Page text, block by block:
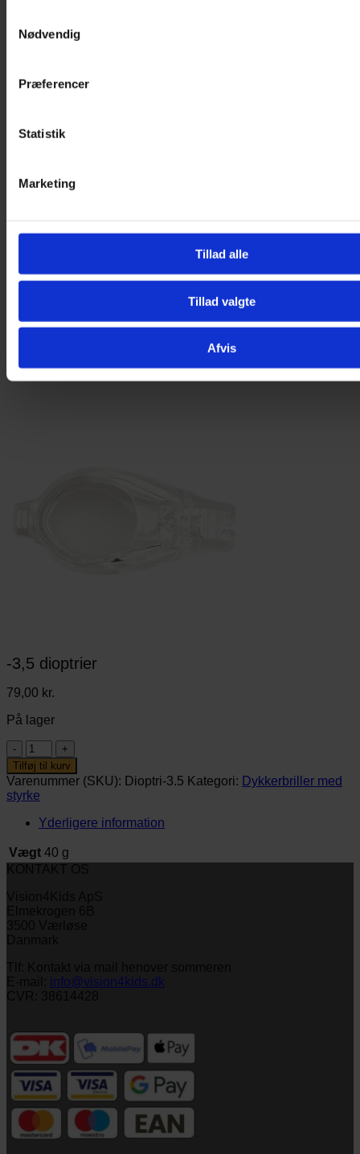
Nødvendig
Præferencer
Statistik
Marketing
Tillad alle
Tillad valgte
Afvis
-3,5 dioptrier
79,00 kr.
På lager
-3,5
dioptrier
antal
Tilføj til kurv
Varenummer (SKU): Dioptri-3.5 Kategori: Dykkerbriller med
styrke
Yderligere information
Vægt 40 g
info@vision4kids.dk